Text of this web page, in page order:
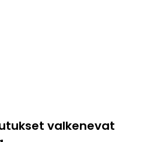
valkenevat